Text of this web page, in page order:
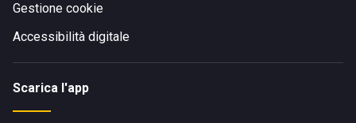
Gestione cookie
Accessibilità digitale
Scarica l'app